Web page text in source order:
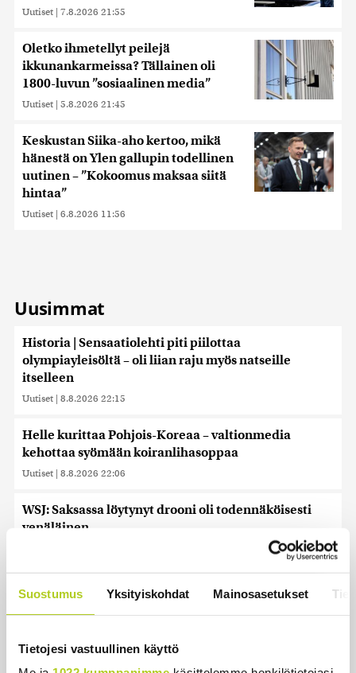
Suostumus Yksityiskohdat Mainosasetukset
Tietojesi vastuullinen käyttö
Uutiset | 7.8.2026 21:55
Oletko ihmetellyt peilejä
ikkunankarmeissa? Tällainen oli
1800-luvun ”sosiaalinen media”
Uutiset | 5.8.2026 21:45
Keskustan Siika-aho kertoo, mikä
hänestä on Ylen gallupin todellinen
uutinen – ”Kokoomus maksaa siitä
hintaa”
Uutiset | 6.8.2026 11:56
Uusimmat
Historia | Sensaatiolehti piti piilottaa
olympiayleisöltä – oli liian raju myös natseille
itselleen
Uutiset | 8.8.2026 22:15
Helle kurittaa Pohjois-Koreaa – valtionmedia
kehottaa syömään koiranlihasoppaa
Uutiset | 8.8.2026 22:06
WSJ: Saksassa löytynyt drooni oli todennäköisesti
venäläinen
metsästyskausi käynnistyy Suomessa
Bulgariassa on räjähtänyt drooni lähellä Romanian